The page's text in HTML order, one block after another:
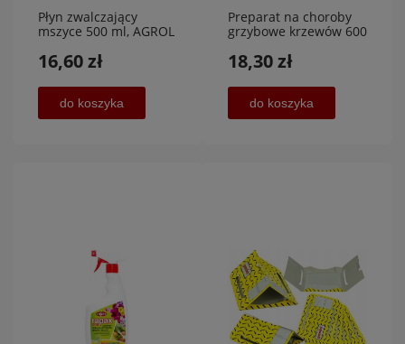
Płyn zwalczający
mszyce 500 ml, AGROL
16,60 zł
do koszyka
Preparat na choroby
grzybowe krzewów 600
18,30 zł
do koszyka